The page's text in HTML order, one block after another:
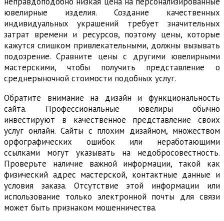
ювелирные изделия. Создание качественных
индивидуальных украшений требует значительных
затрат времени и ресурсов, поэтому цены, которые
кажутся слишком привлекательными, должны вызывать
подозрение. Сравните цены с другими ювелирными
мастерскими, чтобы получить представление о
среднерыночной стоимости подобных услуг.
Обратите внимание на дизайн и функциональность
сайта. Профессиональные ювелиры обычно
инвестируют в качественное представление своих
услуг онлайн. Сайты с плохим дизайном, множеством
орфографических ошибок или неработающими
ссылками могут указывать на недобросовестность.
Проверьте наличие важной информации, такой как
физический адрес мастерской, контактные данные и
условия заказа. Отсутствие этой информации или
использование только электронной почты для связи
может быть признаком мошенничества.